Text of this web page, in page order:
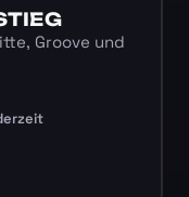
Groove und